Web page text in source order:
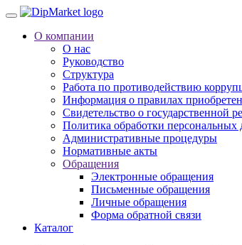
О компании
О нас
Руководство
Структура
Работа по противодействию
Информация о правилах
Свидетельство о государственной
Политика обработки персональных
Административные процедуры
Нормативные акты
Обращения
Электронные обращения
Письменные обращения
Личные обращения
Форма обратной связи
Каталог